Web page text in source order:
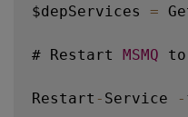
$depServices =
# Restart MSMQ to
Restart - Service -